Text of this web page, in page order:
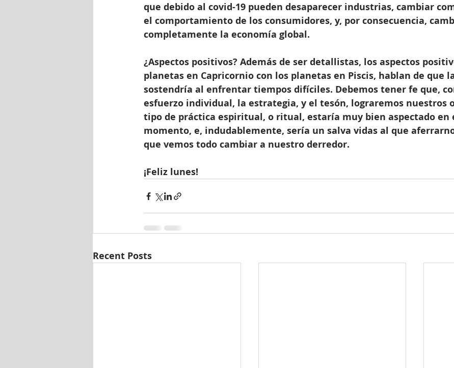
que debido al covid-19 pueden desaparecer industrias, cambiar
el comportamiento de los consumidores, y, por consecuencia,
completamente la economía global.
¿Aspectos positivos? Además de ser detallistas, los aspectos
planetas en Capricornio con los planetas en Piscis, hablan de que
sostendría al enfrentar tiempos difíciles. Debemos tener fe que,
esfuerzo individual, la estrategia, y el tesón, lograremos nuestros
tipo de práctica espiritual, o ritual, estaría muy bien aspectado en
momento, e, indudablemente, sería un salva vidas al que
que vemos todo cambiar a nuestro derredor.
¡Feliz lunes!
Recent Posts